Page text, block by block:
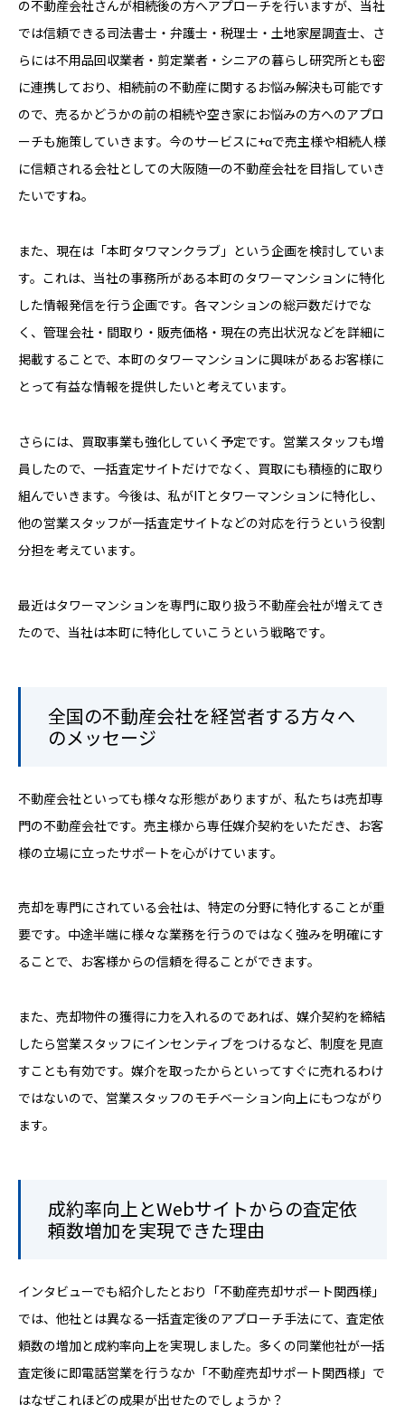
の不動産会社さんが相続後の方へアプローチを行いますが、当社
では信頼できる司法書士・弁護士・税理士・土地家屋調査士、さ
らには不用品回収業者・剪定業者・シニアの暮らし研究所とも密
に連携しており、相続前の不動産に関するお悩み解決も可能です
ので、売るかどうかの前の相続や空き家にお悩みの方へのアプロ
ーチも施策していきます。今のサービスに+αで売主様や相続人様
に信頼される会社としての大阪随一の不動産会社を目指していき
たいですね。
また、現在は「本町タワマンクラブ」という企画を検討していま
す。これは、当社の事務所がある本町のタワーマンションに特化
した情報発信を行う企画です。各マンションの総戸数だけでな
く、管理会社・間取り・販売価格・現在の売出状況などを詳細に
掲載することで、本町のタワーマンションに興味があるお客様に
とって有益な情報を提供したいと考えています。
さらには、買取事業も強化していく予定です。営業スタッフも増
員したので、一括査定サイトだけでなく、買取にも積極的に取り
組んでいきます。今後は、私がITとタワーマンションに特化し、
他の営業スタッフが一括査定サイトなどの対応を行うという役割
分担を考えています。
最近はタワーマンションを専門に取り扱う不動産会社が増えてき
たので、当社は本町に特化していこうという戦略です。
全国の不動産会社を経営者する方々へ
のメッセージ
不動産会社といっても様々な形態がありますが、私たちは売却専
門の不動産会社です。売主様から専任媒介契約をいただき、お客
様の立場に立ったサポートを心がけています。
売却を専門にされている会社は、特定の分野に特化することが重
要です。中途半端に様々な業務を行うのではなく強みを明確にす
ることで、お客様からの信頼を得ることができます。
また、売却物件の獲得に力を入れるのであれば、媒介契約を締結
したら営業スタッフにインセンティブをつけるなど、制度を見直
すことも有効です。媒介を取ったからといってすぐに売れるわけ
ではないので、営業スタッフのモチベーション向上にもつながり
ます。
成約率向上とWebサイトからの査定依
頼数増加を実現できた理由
インタビューでも紹介したとおり「不動産売却サポート関西様」
では、他社とは異なる一括査定後のアプローチ手法にて、査定依
頼数の増加と成約率向上を実現しました。多くの同業他社が一括
査定後に即電話営業を行うなか「不動産売却サポート関西様」で
はなぜこれほどの成果が出せたのでしょうか？